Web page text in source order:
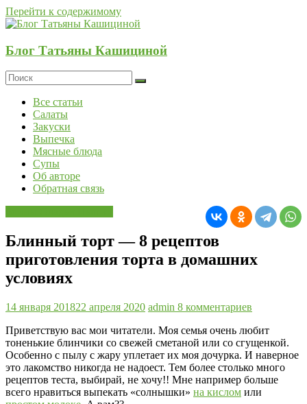
Перейти к содержимому
Блог Татьяны Кашициной
Все статьи
Салаты
Закуски
Выпечка
Мясные блюда
Супы
Об авторе
Обратная связь
Блинный торт — 8 рецептов
приготовления торта в домашних
условиях
14 января 201822 апреля 2020 admin 8 комментариев
Приветствую вас мои читатели. Моя семья очень любит
тоненькие блинчики со свежей сметаной или со сгущенкой.
Особенно с пылу с жару уплетает их моя дочурка. И наверное
это лакомство никогда не надоест. Тем более столько много
рецептов теста, выбирай, не хочу!! Мне например больше
всего нравиться выпекать «солнышки» на кислом или